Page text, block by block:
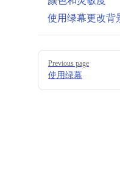
使用绿幕更改背
Pager
Previous page
使用绿幕